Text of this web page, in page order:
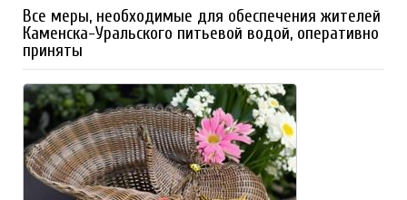
Все меры, необходимые для обеспечения жителей
Каменска-Уральского питьевой водой, оперативно
приняты